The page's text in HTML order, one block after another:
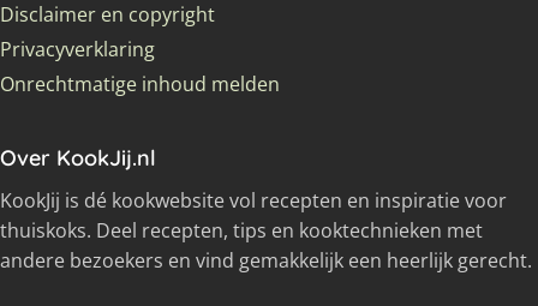
Disclaimer en copyright
Privacyverklaring
Onrechtmatige inhoud melden
Over KookJij.nl
KookJij is dé kookwebsite vol recepten en inspiratie voor
thuiskoks. Deel recepten, tips en kooktechnieken met
andere bezoekers en vind gemakkelijk een heerlijk gerecht.